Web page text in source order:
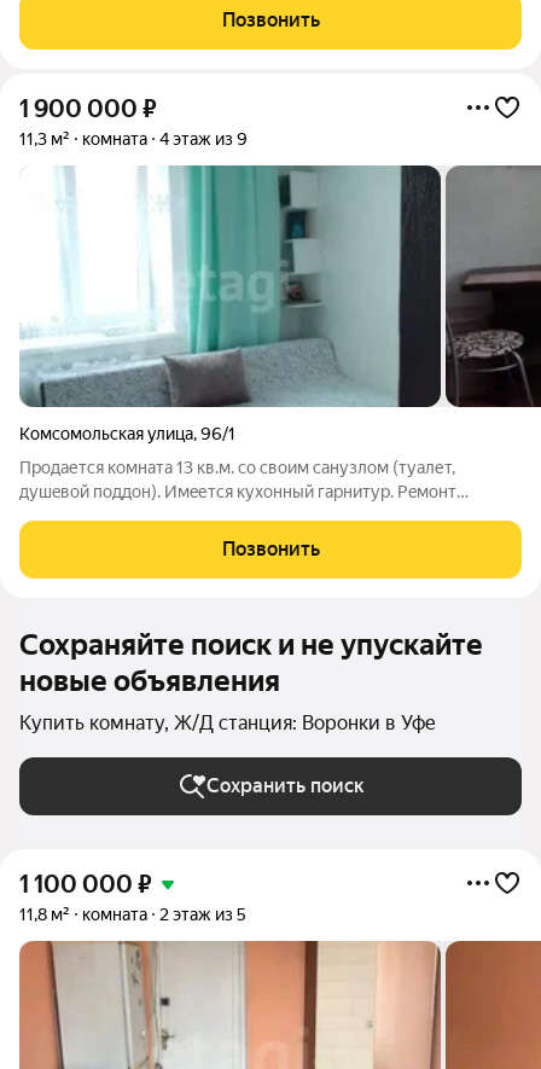
Соседи хорошие. Во дворе есть места для парковки.
Инфраструктура: рядом
Позвонить
1 900 000 ₽
11,3 м² комната 4 этаж из 9
Комсомольская улица,96/1
Продается кoмнaта 13 кв.м. co своим санузлом (туaлет,
душeвой пoддoн). Имeется кухонный гapнитуp. Peмoнт
паркoвка для машины. Удобная локация,развитая
инфраструктура - нeдaлeко oт проcпeкта
Позвонить
Сохраняйте поиск и не упускайте
новые объявления
Купить комнату, Ж/Д станция: Воронки в Уфе
Сохранить поиск
1 100 000 ₽
11,8 м² комната 2 этаж из 5